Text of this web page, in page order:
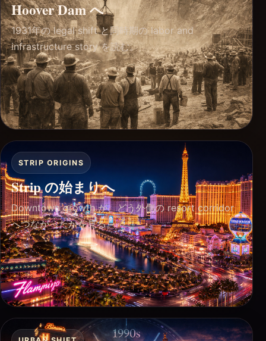
Hoover Dam へ
1931年の legal shift と同時期の labor and
infrastructure story を読む。
STRIP ORIGINS
Strip の始まりへ
Downtown growth が、どう外側の resort corridor
へつながったかを見る。